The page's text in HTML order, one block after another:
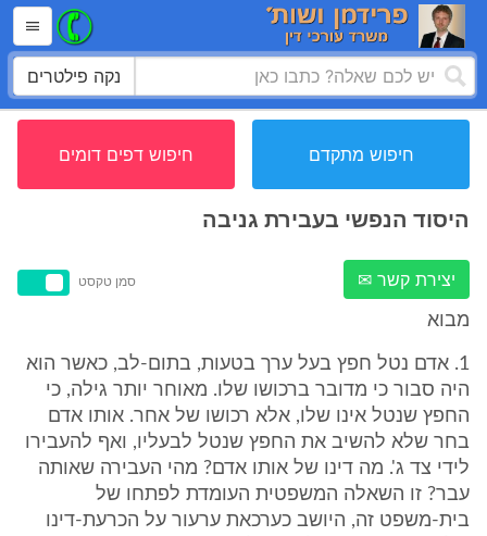
נקה פילטרים
חיפוש מתקדם חיפוש דפים דומים
היסוד הנפשי בעבירת גניבה
יצירת קשר ✉ סמן טקסט
מבוא
1. אדם נטל חפץ בעל ערך בטעות, בתום-לב, כאשר הוא
היה סבור כי מדובר ברכושו שלו. מאוחר יותר גילה, כי
החפץ שנטל אינו שלו, אלא רכושו של אחר. אותו אדם
בחר שלא להשיב את החפץ שנטל לבעליו, ואף להעבירו
לידי צד ג'. מה דינו של אותו אדם? מהי העבירה שאותה
עבר? זו השאלה המשפטית העומדת לפתחו של
בית-משפט זה, היושב כערכאת ערעור על הכרעת-דינו